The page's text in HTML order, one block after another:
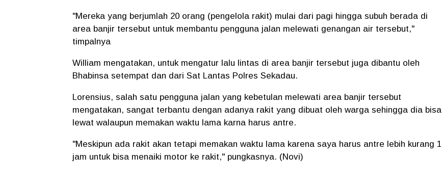
"Mereka yang berjumlah 20 orang (pengelola rakit) mulai dari pagi hingga subuh berada di
area banjir tersebut untuk membantu pengguna jalan melewati genangan air tersebut,"
timpalnya
William mengatakan, untuk mengatur lalu lintas di area banjir tersebut juga dibantu oleh
Bhabinsa setempat dan dari Sat Lantas Polres Sekadau.
Lorensius, salah satu pengguna jalan yang kebetulan melewati area banjir tersebut
mengatakan, sangat terbantu dengan adanya rakit yang dibuat oleh warga sehingga dia bisa
lewat walaupun memakan waktu lama karna harus antre.
"Meskipun ada rakit akan tetapi memakan waktu lama karena saya harus antre lebih kurang 1
jam untuk bisa menaiki motor ke rakit," pungkasnya. (Novi)